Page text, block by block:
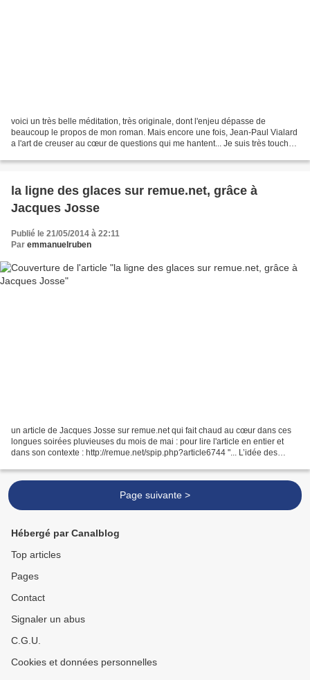
voici un très belle méditation, très originale, dont l'enjeu dépasse de
beaucoup le propos de mon roman. Mais encore une fois, Jean-Paul Vialard
a l'art de creuser au cœur de questions qui me hantent... Je suis très touché
la ligne des glaces sur remue.net, grâce à
Jacques Josse
Publié le 21/05/2014 à 22:11
Par emmanuelruben
un article de Jacques Josse sur remue.net qui fait chaud au cœur dans ces
longues soirées pluvieuses du mois de mai : pour lire l'article en entier et
dans son contexte : http://remue.net/spip.php?article6744 "... L’idée des
Page suivante >
Hébergé par Canalblog
Top articles
Pages
Contact
Signaler un abus
C.G.U.
Cookies et données personnelles